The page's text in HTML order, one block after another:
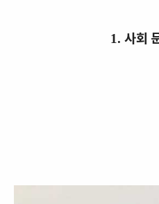
1. 사회